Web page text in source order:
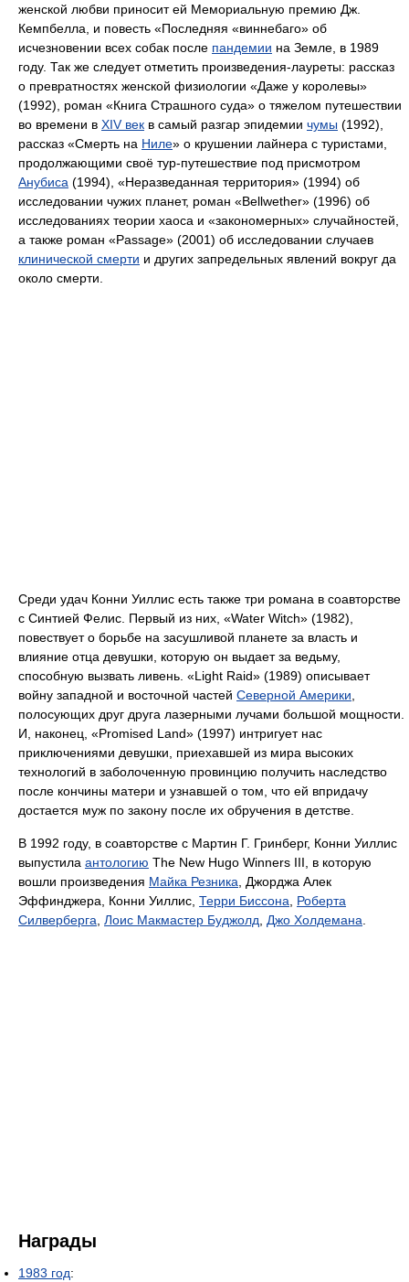
женской любви приносит ей Мемориальную премию Дж.
Кемпбелла, и повесть «Последняя «виннебаго» об
исчезновении всех собак после пандемии на Земле, в 1989
году. Так же следует отметить произведения-лауреты: рассказ
о превратностях женской физиологии «Даже у королевы»
(1992), роман «Книга Страшного суда» о тяжелом путешествии
во времени в XIV век в самый разгар эпидемии чумы (1992),
рассказ «Смерть на Ниле» о крушении лайнера с туристами,
продолжающими своё тур-путешествие под присмотром
Анубиса (1994), «Неразведанная территория» (1994) об
исследовании чужих планет, роман «Bellwether» (1996) об
исследованиях теории хаоса и «закономерных» случайностей,
а также роман «Passage» (2001) об исследовании случаев
клинической смерти и других запредельных явлений вокруг да
около смерти.
Среди удач Конни Уиллис есть также три романа в соавторстве
с Синтией Фелис. Первый из них, «Water Witch» (1982),
повествует о борьбе на засушливой планете за власть и
влияние отца девушки, которую он выдает за ведьму,
способную вызвать ливень. «Light Raid» (1989) описывает
войну западной и восточной частей Северной Америки
полосующих друг друга лазерными лучами большой мощности.
И, наконец, «Promised Land» (1997) интригует нас
приключениями девушки, приехавшей из мира высоких
технологий в заболоченную провинцию получить наследство
после кончины матери и узнавшей о том, что ей впридачу
достается муж по закону после их обручения в детстве.
В 1992 году, в соавторстве с Мартин Г. Гринберг, Конни Уиллис
выпустила антологию The New Hugo Winners III, в которую
вошли произведения Майка Резника , Джорджа Алек
Эффинджера, Конни Уиллис, Терри Биссона
Роберта
Силверберга Лоис Макмастер Буджолд Джо Холдемана
Награды
1983 год: